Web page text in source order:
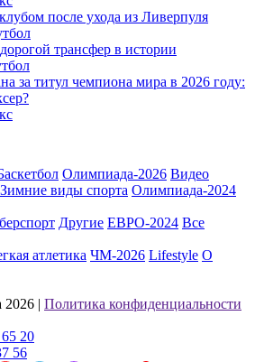
после ухода из Ливерпуля
трансфер в истории
за титул чемпиона мира в 2026 году:
Олимпиада-2026 Видео
Зимние виды спорта Олимпиада-2024
Другие ЕВРО-2024 Все
атлетика ЧМ-2026 Lifestyle О
2026 | Политика конфиденциальности
20
56